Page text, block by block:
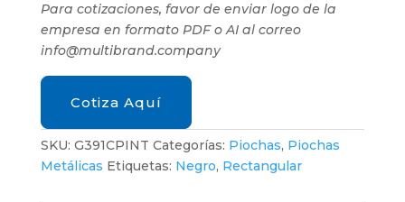
Para cotizaciones, favor de enviar logo de la
empresa en formato PDF o AI al correo
info@multibrand.company
Cotiza Aquí
SKU: G391CPINT Categorías: Piochas, Piochas
Metálicas Etiquetas: Negro, Rectangular